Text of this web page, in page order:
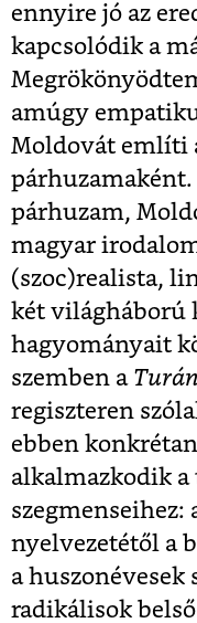
ennyire jó az
kapcsolódik a
amúgy
Moldovát említi
párhuzamaként.
párhuzam,
magyar
(szoc)realista,
két világháború
hagyományait
szemben a
regiszteren
ebben
alkalmazkodik
szegmenseihez:
nyelvezetétől a
a huszonévesek
radikálisok